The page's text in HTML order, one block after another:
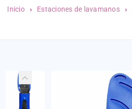
Inicio › Estaciones de lavamanos ›